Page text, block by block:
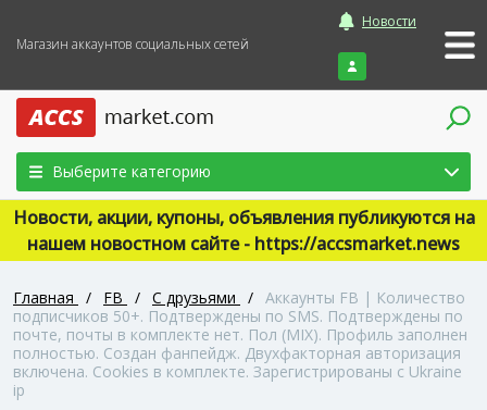
Магазин аккаунтов социальных сетей
Новости
Войти
Выберите категорию
Новости, акции, купоны, объявления публикуются на
нашем новостном сайте - https://accsmarket.news
Главная / FB / С друзьями / Аккаунты FB | Количество
подписчиков 50+. Подтверждены по SMS. Подтверждены по
почте, почты в комплекте нет. Пол (MIX). Профиль заполнен
полностью. Создан фанпейдж. Двухфакторная авторизация
включена. Cookies в комплекте. Зарегистрированы с Ukraine
ip